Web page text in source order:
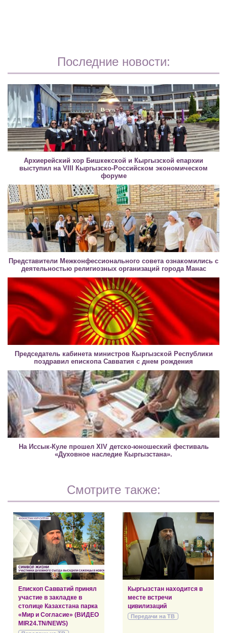
Последние новости:
Архиерейский хор Бишкекской и Кыргызской епархии
выступил на VIII Кыргызско-Российском экономическом
форуме
Представители Межконфессионального совета ознакомились с
деятельностью религиозных организаций города Манас
Председатель кабинета министров Кыргызской Республики
поздравил епископа Савватия с днем рождения
На Иссык-Куле прошел XIV детско-юношеский фестиваль
«Духовное наследие Кыргызстана».
Смотрите также:
Епископ Савватий принял
участие в закладке в
столице Казахстана парка
«Мир и Согласие» (ВИДЕО
MIR24.TN/NEWS)
Кыргызстан находится в
месте встречи
цивилизаций
Передачи на ТВ